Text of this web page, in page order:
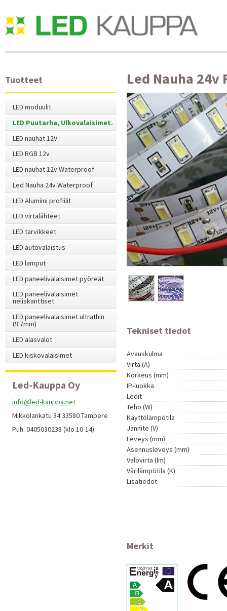
Led Nauha 24v
Tekniset tiedot
Avauskulma
Virta (A)
Korkeus (mm)
IP-luokka
Ledit
Teho (W)
Käyttölämpötila
Jännite (V)
Leveys (mm)
Asennusleveys (mm)
Valovirta (lm)
Värilämpötila (K)
Lisätiedot
Merkit
Tuotteet
LED moduulit
LED Puutarha, Ulkovalaisimet.
LED nauhat 12V
LED RGB 12v
LED nauhat 12v Waterproof
Led Nauha 24v Waterproof
LED Alumiini profiilit
LED virtalähteet
LED tarvikkeet
LED autovalaistus
LED lamput
LED paneelivalaisimet pyöreät
LED paneelivalaisimet
neliskanttiset
LED paneelivalaisimet ultrathin
(9.7mm)
LED alasvalot
LED kiskovalaisimet
Led-Kauppa Oy
info@led-kauppa.net
Mikkolankatu 34 33580 Tampere
Puh: 0405030238 (klo 10-14)